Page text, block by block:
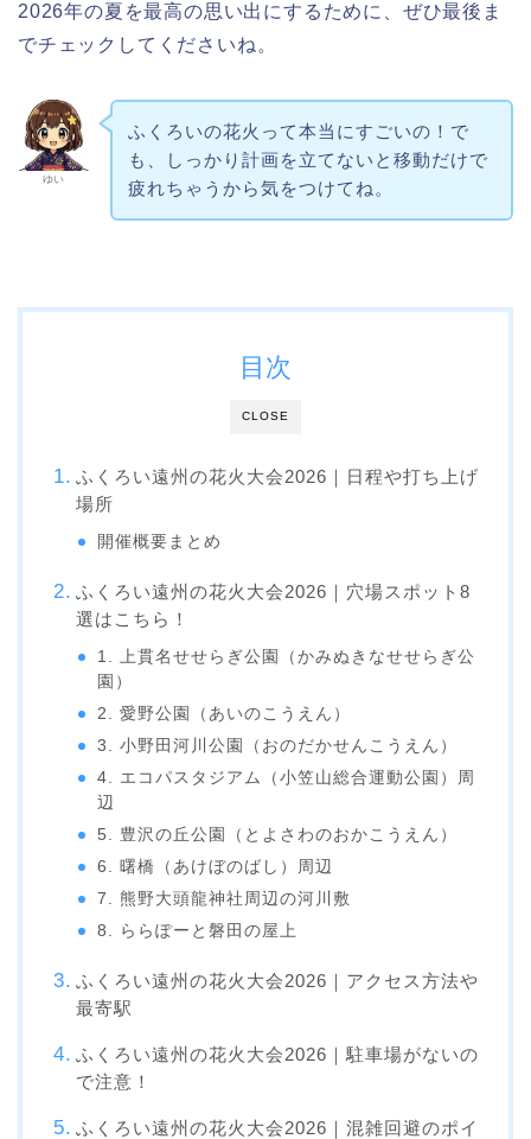
2026年の夏を最高の思い出にするために、ぜひ最後ま
でチェックしてくださいね。
ゆい
ふくろいの花火って本当にすごいの！で
も、しっかり計画を立てないと移動だけで
疲れちゃうから気をつけてね。
CLOSE
目次
ふくろい遠州の花火大会2026｜日程や打ち上げ
場所
開催概要まとめ
ふくろい遠州の花火大会2026｜穴場スポット8
選はこちら！
1. 上貫名せせらぎ公園（かみぬきなせせらぎ公
園）
2. 愛野公園（あいのこうえん）
3. 小野田河川公園（おのだかせんこうえん）
4. エコパスタジアム（小笠山総合運動公園）周
辺
5. 豊沢の丘公園（とよさわのおかこうえん）
6. 曙橋（あけぼのばし）周辺
7. 熊野大頭龍神社周辺の河川敷
8. ららぽーと磐田の屋上
ふくろい遠州の花火大会2026｜アクセス方法や
最寄駅
ふくろい遠州の花火大会2026｜駐車場がないの
で注意！
ふくろい遠州の花火大会2026｜混雑回避のポイ